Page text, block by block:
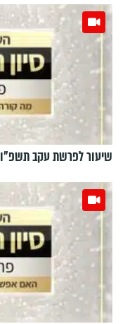
שיעור לפרשת עקב תשפ"ו